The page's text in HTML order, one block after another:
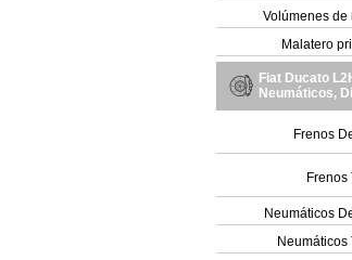
Volúmenes de
Malatero
Fiat Ducato
Neumáticos,
Frenos
Frenos
Neumáticos
Neumáticos